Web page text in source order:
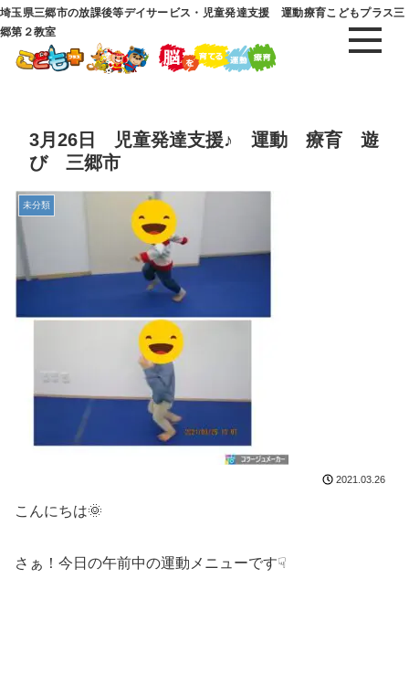
埼玉県三郷市の放課後等デイサービス・児童発達支援 運動療育こどもプラス三
郷第２教室
3月26日 児童発達支援♪ 運動 療育 遊
び 三郷市
未分類
2021.03.26
こんにちは🌞
さぁ！今日の午前中の運動メニューです☟